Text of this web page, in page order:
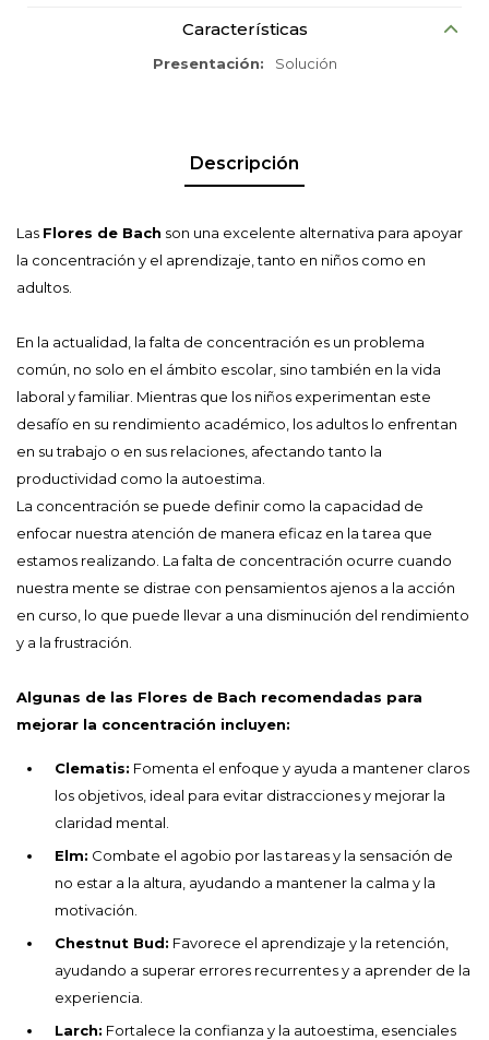
Características
Presentación Solución
Descripción
Las Flores de Bach son una excelente alternativa para apoyar
la concentración y el aprendizaje, tanto en niños como en
adultos.
En la actualidad, la falta de concentración es un problema
común, no solo en el ámbito escolar, sino también en la vida
laboral y familiar. Mientras que los niños experimentan este
desafío en su rendimiento académico, los adultos lo enfrentan
en su trabajo o en sus relaciones, afectando tanto la
productividad como la autoestima.
La concentración se puede definir como la capacidad de
enfocar nuestra atención de manera eficaz en la tarea que
estamos realizando. La falta de concentración ocurre cuando
nuestra mente se distrae con pensamientos ajenos a la acción
en curso, lo que puede llevar a una disminución del rendimiento
y a la frustración.
Algunas de las Flores de Bach recomendadas para
mejorar la concentración incluyen:
Clematis: Fomenta el enfoque y ayuda a mantener claros
los objetivos, ideal para evitar distracciones y mejorar la
claridad mental.
Elm: Combate el agobio por las tareas y la sensación de
no estar a la altura, ayudando a mantener la calma y la
motivación.
Chestnut Bud: Favorece el aprendizaje y la retención,
ayudando a superar errores recurrentes y a aprender de la
experiencia.
Larch: Fortalece la confianza y la autoestima, esenciales